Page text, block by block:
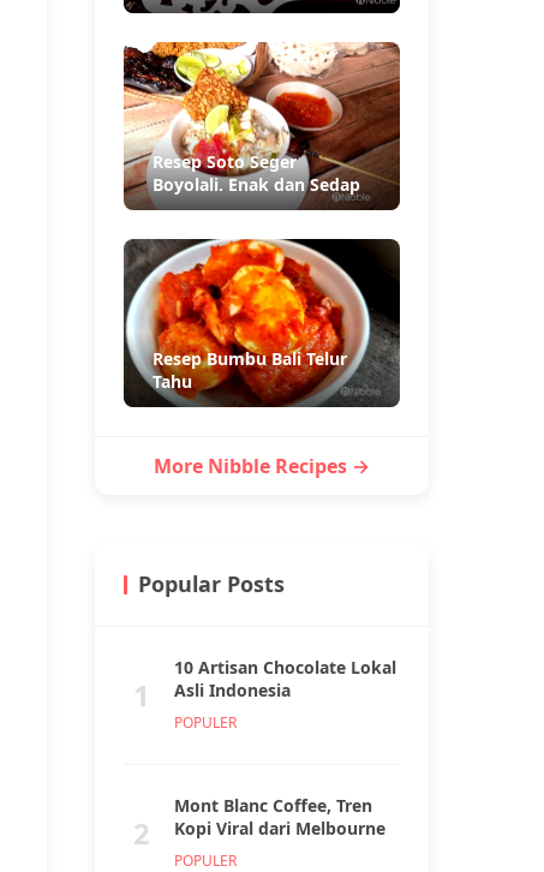
Resep Soto Seger
Boyolali. Enak dan Sedap
Resep Bumbu Bali Telur
Tahu
More Nibble Recipes →
Popular Posts
1
10 Artisan Chocolate Lokal
Asli Indonesia
POPULER
2
Mont Blanc Coffee, Tren
Kopi Viral dari Melbourne
POPULER